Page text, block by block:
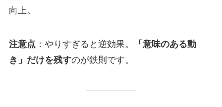
向上。
注意点 ：やりすぎると逆効果。
「意味のある動
き」だけを残すのが鉄則です。